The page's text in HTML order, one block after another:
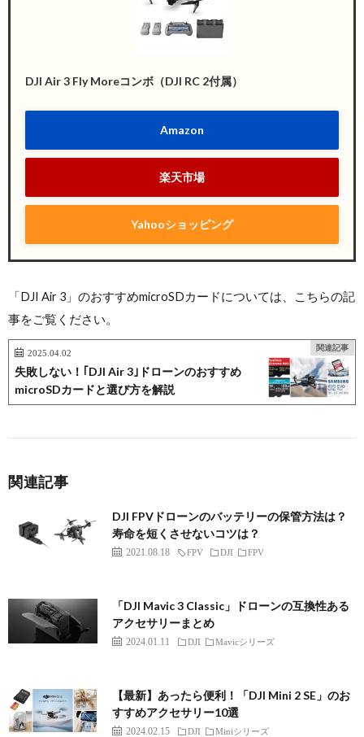
DJI Air 3 Fly Moreコンボ（DJI RC 2付属）
Amazon
楽天市場
Yahooショッピング
「DJI Air 3」のおすすめmicroSDカードについては、こちらの記
事をご覧ください。
関連記事
2025.04.02
失敗しない！｢DJI Air 3｣ドローンのおすすめ
microSDカードと選び方を解説
関連記事
DJI FPVドローンのバッテリーの保管方法は？
寿命を短くさせないコツは？
2021.08.18 FPV DJI FPV
「DJI Mavic 3 Classic」ドローンの互換性ある
アクセサリーまとめ
2024.01.11 DJI Mavicシリーズ
【最新】あったら便利！「DJI Mini 2 SE」のお
すすめアクセサリー10選
2024.02.15 DJI Miniシリーズ